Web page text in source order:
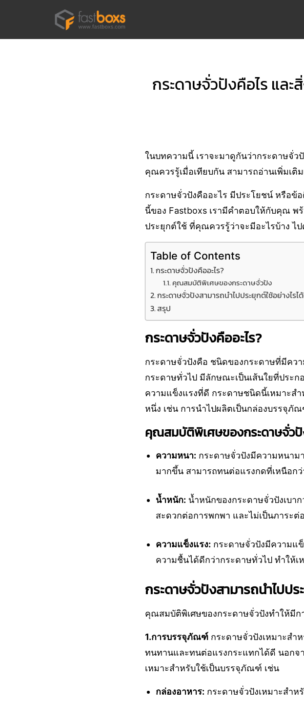
กระดาษจั่วปังคือไร แล
ในบทความนี้ เราจะมาดูกันว่ากระดาษจั่ว
คุณควรรู้เมื่อเทียบกัน สามารถอ่านเพิ่มเติ
กระดาษจั่วปังคืออะไร มีประโยชน์ หรือข้
นี้ของ Fastboxs เรามีคำตอบให้กับคุณ พ
ประยุกต์ใช้ ที่คุณควรรู้ว่าจะมีอะไรบ้าง ไป
Table of Contents
กระดาษจั่วปังคืออะไร?
คุณสมบัติพิเศษของกระดาษจั่วปัง
กระดาษจั่วปังสามารถนำไปประยุกต์ใช้อย่างไรไ
สรุป
กระดาษจั่วปังคืออะไร?
กระดาษจั่วปังคือ ชนิดของกระดาษที่มีคว
กระดาษทั่วไป มีลักษณะเป็นเส้นใยที่ประ
ความแข็งแรงที่ดี กระดาษชนิดนี้เหมาะส
หนึ่ง เช่น การนำไปผลิตเป็นกล่องบรรจุภั
คุณสมบัติพิเศษของกระดาษจั่ว
ความหนา: กระดาษจั่วปังมีความหนาม
มากขึ้น สามารถทนต่อแรงกดที่เหนือก
น้ำหนัก: น้ำหนักของกระดาษจั่วปังเบา
สะดวกต่อการพกพา และไม่เป็นภาระต่
ความแข็งแรง: กระดาษจั่วปังมีความแ
ความชื้นได้ดีกว่ากระดาษทั่วไป ทำให้
กระดาษจั่วปังสามารถนำไปปร
คุณสมบัติพิเศษของกระดาษจั่วปังทำให้มีก
1.การบรรจุภัณฑ์ กระดาษจั่วปังเหมาะสำ
ทนทานและทนต่อแรงกระแทกได้ดี นอกจ
เหมาะสำหรับใช้เป็นบรรจุภัณฑ์ เช่น
กล่องอาหาร: กระดาษจั่วปังเหมาะสำ